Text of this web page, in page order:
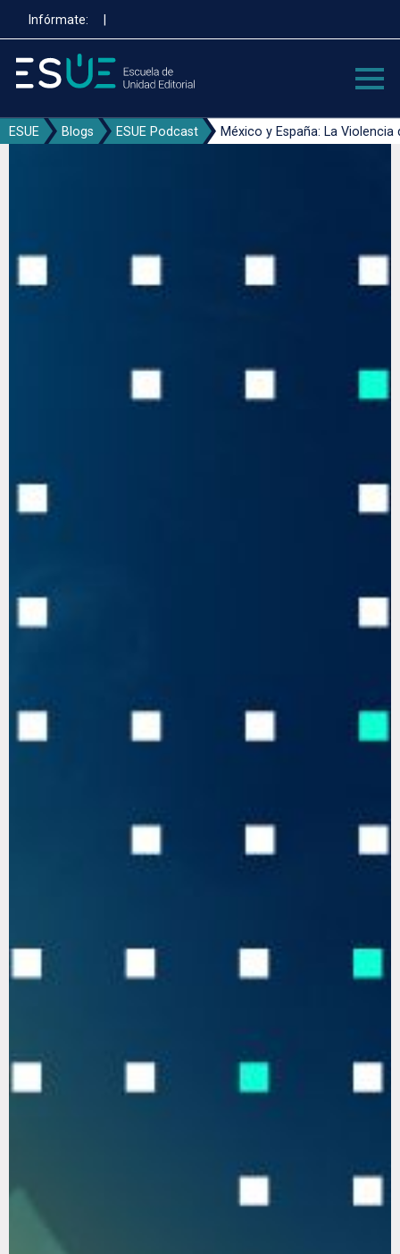
contenido
principal
Infórmate: |
ESUE Blogs ESUE Podcast México y España: La